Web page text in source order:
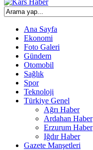
Ana Sayfa
Ekonomi
Foto Galeri
Gündem
Otomobil
Sağlık
Spor
Teknoloji
Türkiye Genel
Ağrı Haber
Ardahan Haber
Erzurum Haber
Iğdır Haber
Gazete Manşetleri